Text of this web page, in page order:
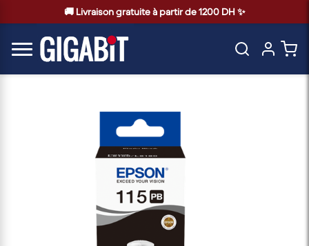
🚚 Livraison gratuite à partir de 1200 DH ✨